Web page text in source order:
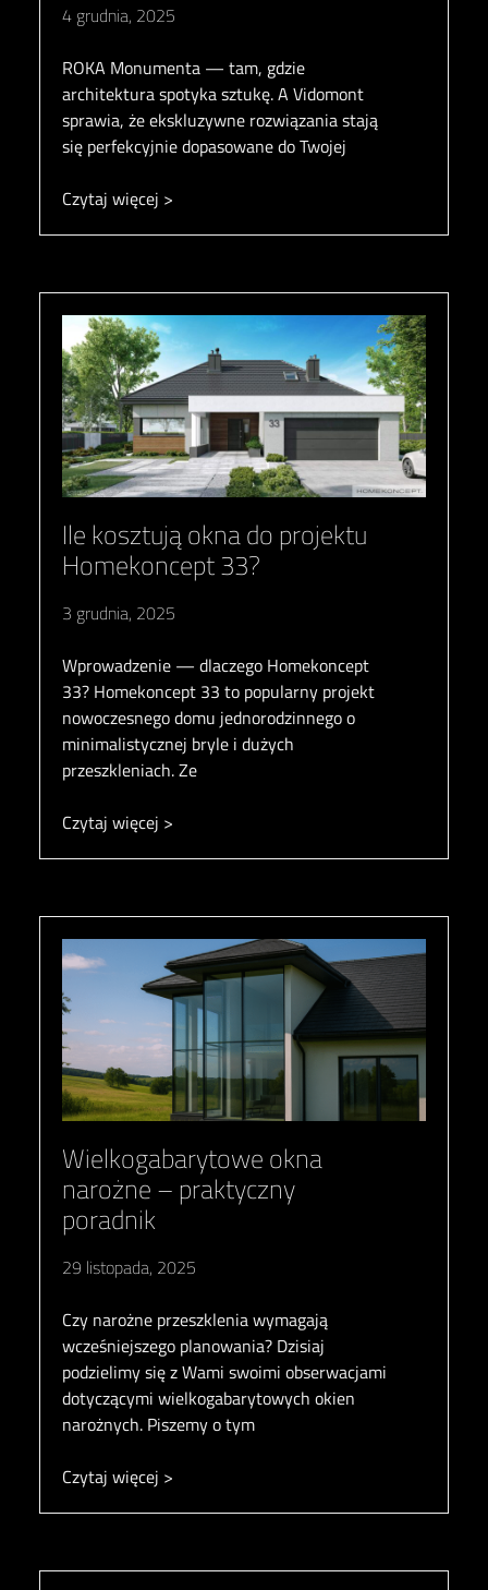
4 grudnia, 2025
ROKA Monumenta — tam, gdzie
architektura spotyka sztukę. A Vidomont
sprawia, że ekskluzywne rozwiązania stają
się perfekcyjnie dopasowane do Twojej
Czytaj więcej >
Ile kosztują okna do projektu
Homekoncept 33?
3 grudnia, 2025
Wprowadzenie — dlaczego Homekoncept
33? Homekoncept 33 to popularny projekt
nowoczesnego domu jednorodzinnego o
minimalistycznej bryle i dużych
przeszkleniach. Ze
Czytaj więcej >
Wielkogabarytowe okna
narożne – praktyczny
poradnik
29 listopada, 2025
Czy narożne przeszklenia wymagają
wcześniejszego planowania? Dzisiaj
podzielimy się z Wami swoimi obserwacjami
dotyczącymi wielkogabarytowych okien
narożnych. Piszemy o tym
Czytaj więcej >